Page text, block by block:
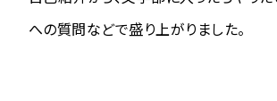
への質問などで盛り上がりました。